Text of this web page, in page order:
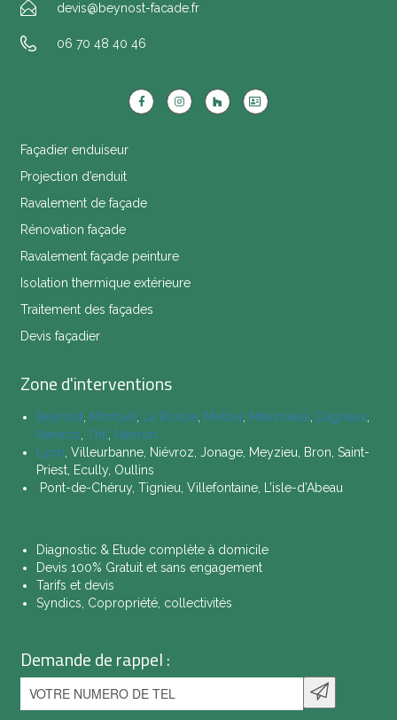
devis@beynost-facade.fr
06 70 48 40 46
Façadier enduiseur
Projection d’enduit
Ravalement de façade
Rénovation façade
Ravalement façade peinture
Isolation thermique extérieure
Traitement des façades
Devis façadier
Zone d'interventions
Beynost Montuel La Boisse Miribel Meximieux Dagneux
Niévroz Thil
Neyron
Lyon , Villeurbanne, Niévroz, Jonage, Meyzieu, Bron, Saint-
Priest, Ecully, Oullins
Pont-de-Chéruy, Tignieu, Villefontaine, L’isle-d’Abeau
Diagnostic & Etude complète à domicile
Devis 100% Gratuit et sans engagement
Tarifs et devis
Syndics, Copropriété, collectivités
Demande de rappel :